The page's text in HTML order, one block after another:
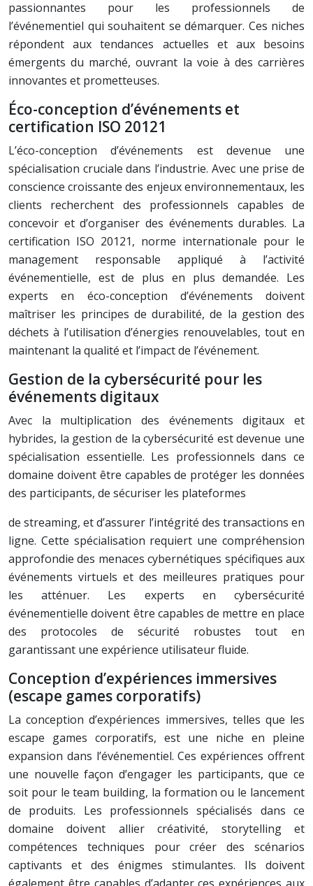
passionnantes pour les professionnels de
l’événementiel qui souhaitent se démarquer. Ces niches
répondent aux tendances actuelles et aux besoins
émergents du marché, ouvrant la voie à des carrières
innovantes et prometteuses.
Éco-conception d’événements et
certification ISO 20121
L’éco-conception d’événements est devenue une
spécialisation cruciale dans l’industrie. Avec une prise de
conscience croissante des enjeux environnementaux, les
clients recherchent des professionnels capables de
concevoir et d’organiser des événements durables. La
certification ISO 20121, norme internationale pour le
management responsable appliqué à l’activité
événementielle, est de plus en plus demandée. Les
experts en éco-conception d’événements doivent
maîtriser les principes de durabilité, de la gestion des
déchets à l’utilisation d’énergies renouvelables, tout en
maintenant la qualité et l’impact de l’événement.
Gestion de la cybersécurité pour les
événements digitaux
Avec la multiplication des événements digitaux et
hybrides, la gestion de la cybersécurité est devenue une
spécialisation essentielle. Les professionnels dans ce
domaine doivent être capables de protéger les données
des participants, de sécuriser les plateformes
de streaming, et d’assurer l’intégrité des transactions en
ligne. Cette spécialisation requiert une compréhension
approfondie des menaces cybernétiques spécifiques aux
événements virtuels et des meilleures pratiques pour
les atténuer. Les experts en cybersécurité
événementielle doivent être capables de mettre en place
des protocoles de sécurité robustes tout en
garantissant une expérience utilisateur fluide.
Conception d’expériences immersives
(escape games corporatifs)
La conception d’expériences immersives, telles que les
escape games corporatifs, est une niche en pleine
expansion dans l’événementiel. Ces expériences offrent
une nouvelle façon d’engager les participants, que ce
soit pour le team building, la formation ou le lancement
de produits. Les professionnels spécialisés dans ce
domaine doivent allier créativité, storytelling et
compétences techniques pour créer des scénarios
captivants et des énigmes stimulantes. Ils doivent